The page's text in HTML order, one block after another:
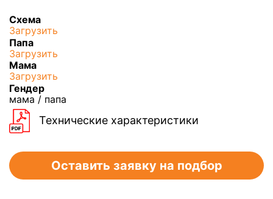
Схема
Загрузить
Папа
Загрузить
Мама
Загрузить
Гендер
мама / папа
Технические характеристики
Оставить заявку на подбор